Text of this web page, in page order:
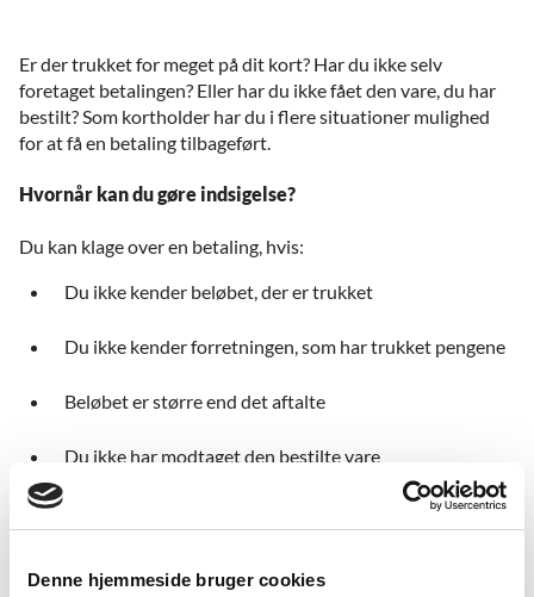
Denne hjemmeside bruger cookies
Er der trukket for meget på dit kort? Har du ikke selv
foretaget betalingen? Eller har du ikke fået den vare, du har
bestilt? Som kortholder har du i flere situationer mulighed
for at få en betaling tilbageført.
Hvornår kan du gøre indsigelse?
Du kan klage over en betaling, hvis:
Du ikke kender beløbet, der er trukket
Du ikke kender forretningen, som har trukket pengene
Beløbet er større end det aftalte
Du ikke har modtaget den bestilte vare